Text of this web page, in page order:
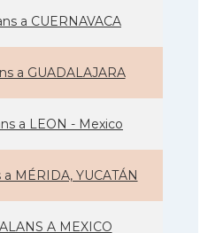
a CUERNAVACA
a GUADALAJARA
a LEON - Mexico
a MÉRIDA, YUCATÁN
A MEXICO